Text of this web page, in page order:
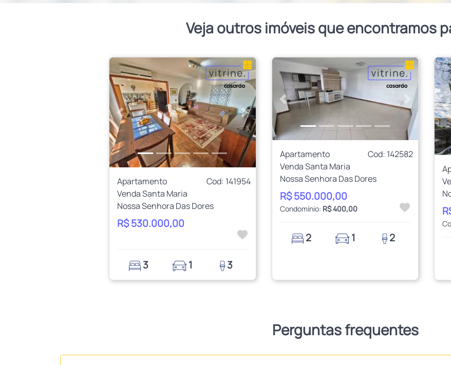
Veja outros imóveis que encontramos
Anterior Próximo
Apartamento
Cod: 141954
Venda Santa Maria
Nossa Senhora Das Dores
R$ 530.000,00
3 1 3
Anterior Próximo
Apartamento
Cod: 142582
Venda Santa Maria
Nossa Senhora Das Dores
R$ 550.000,00
Condomínio: R$ 400,00
2 1 2
Perguntas frequentes